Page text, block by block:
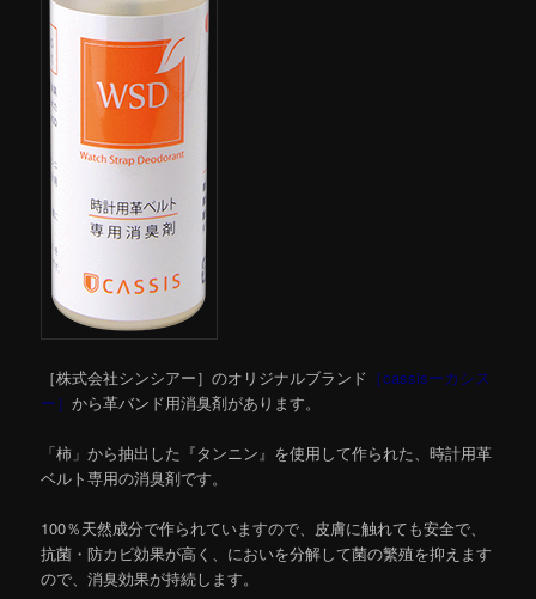
［株式会社シンシアー］のオリジナルブランド ［cassisーカシス
ー］から革バンド用消臭剤があります。
「柿」から抽出した『タンニン』を使用して作られた、時計用革
ベルト専用の消臭剤です。
100％天然成分で作られていますので、皮膚に触れても安全で、
抗菌・防カビ効果が高く、においを分解して菌の繁殖を抑えます
ので、消臭効果が持続します。